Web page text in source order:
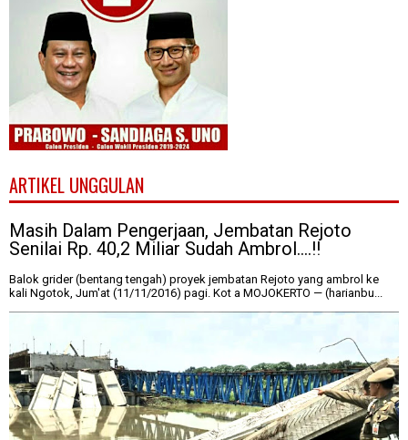
ARTIKEL UNGGULAN
Masih Dalam Pengerjaan, Jembatan Rejoto
Senilai Rp. 40,2 Miliar Sudah Ambrol....!!
Balok grider (bentang tengah) proyek jembatan Rejoto yang ambrol ke
kali Ngotok, Jum'at (11/11/2016) pagi. Kot a MOJOKERTO — (harianbu...